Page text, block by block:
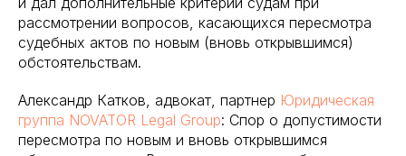
рассмотрении вопросов, касающихся пересмотра
судебных актов по новым (вновь открывшимся)
обстоятельствам.
Александр Катков, адвокат, партнер Юридическая
группа NOVATOR Legal Group: Спор о допустимости
пересмотра по новым и вновь открывшимся